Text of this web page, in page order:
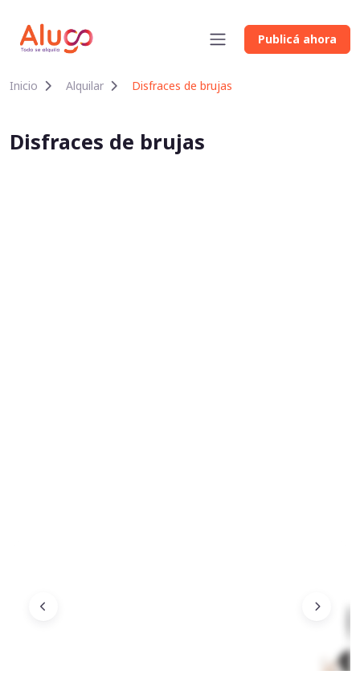
Publicá ahora
Inicio Alquilar Disfraces de brujas
Disfraces de brujas